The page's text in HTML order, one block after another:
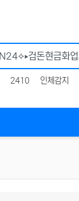
2410 인체감지